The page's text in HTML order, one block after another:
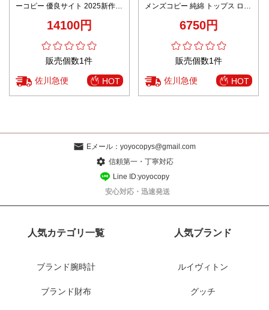
ーコピー 優良サイト 2025新作
人気定番モデル14100円
販売個数1件
佐川急便 HOT
メンズコピー 純綿 トップス ロゴ
6750円
販売個数1件
佐川急便 HOT
Eメール： yoyocopys@gmail.com
信頼第一・丁寧対応
Line ID:yoyocopy
安心対応・迅速発送
人気カテゴリ一覧
ブランド腕時計
ブランド財布
人気ブランド
ルイヴィトン
グッチ